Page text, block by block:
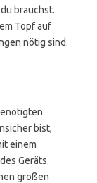
brauchst.
Topf auf
nötig sind.
bist,
einem
Geräts.
großen